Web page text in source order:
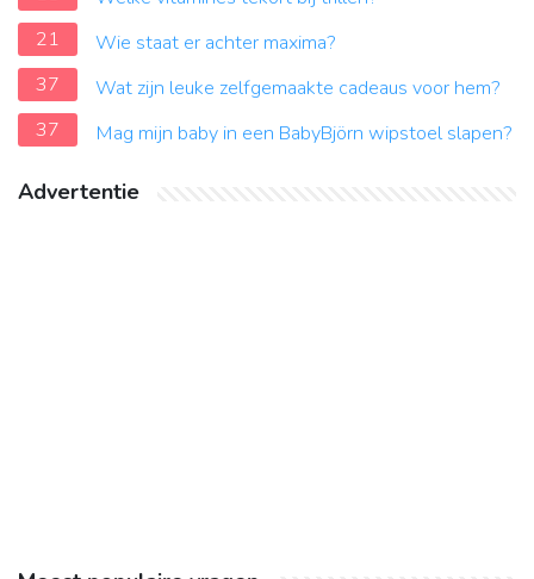
21
Wie staat er achter maxima?
37
Wat zijn leuke zelfgemaakte cadeaus voor hem?
37
Mag mijn baby in een BabyBjörn wipstoel slapen?
Advertentie